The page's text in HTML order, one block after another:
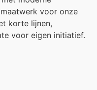
voor onze
korte lijnen,
voor eigen initiatief.